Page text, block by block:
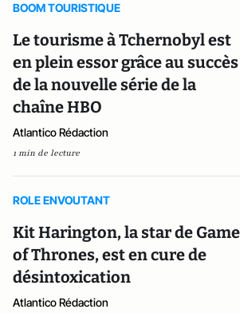
BOOM TOURISTIQUE
Le tourisme à Tchernobyl est
en plein essor grâce au succès
de la nouvelle série de la
chaîne HBO
Atlantico Rédaction
1 min de lecture
ROLE ENVOUTANT
Kit Harington, la star de Game
of Thrones, est en cure de
désintoxication
Atlantico Rédaction